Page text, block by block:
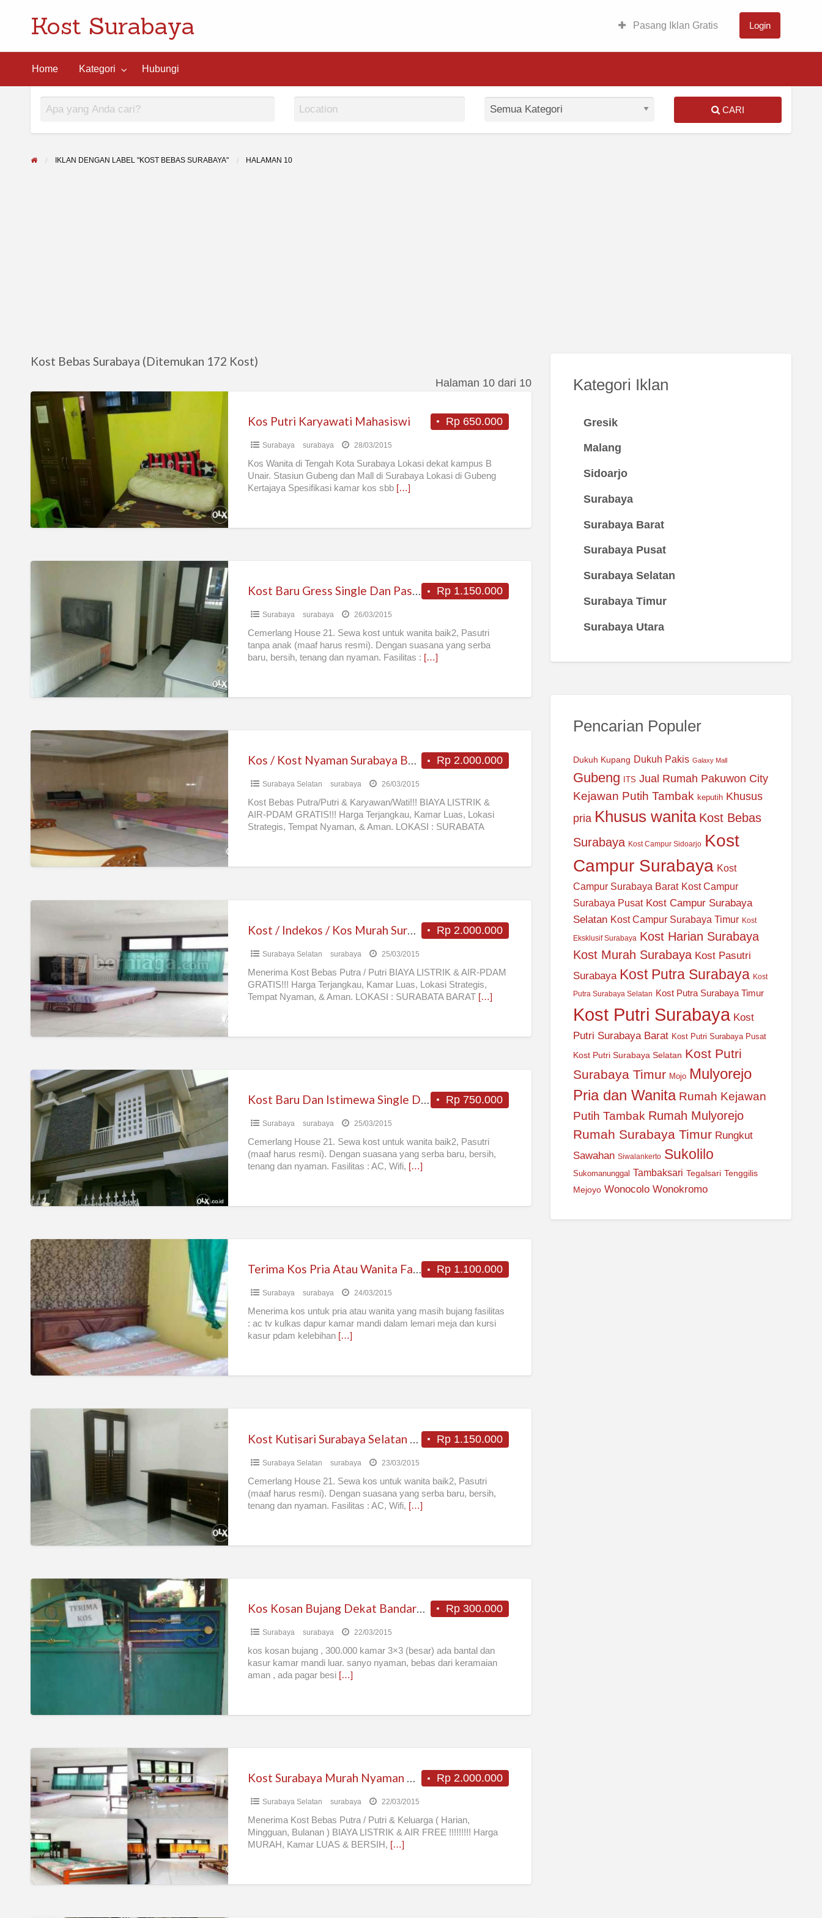
Kost Surabaya Pasang Iklan Gratis Login
Home Kategori Hubungi
CARI
IKLAN DENGAN LABEL "KOST BEBAS SURABAYA" HALAMAN 10
Kost Bebas Surabaya (Ditemukan 172 Kost)
Halaman 10 dari 10
Kos
Putri
Karyawati
Mahasiswi
Rp 650.000
Kos Putri Karyawati Mahasiswi
Surabaya surabaya 28/03/2015
Kos Wanita di Tengah Kota Surabaya Lokasi dekat kampus B
Unair. Stasiun Gubeng dan Mall di Surabaya Lokasi di Gubeng
Kertajaya Spesifikasi kamar kos sbb […]
Dan
Tanpa
Rp 1.150.000
Kost Baru Gress Single Dan Pasutri Tanpa Anak
Surabaya surabaya 26/03/2015
Cemerlang House 21. Sewa kost untuk wanita baik2, Pasutri
tanpa anak (maaf harus resmi). Dengan suasana yang serba
baru, bersih, tenang dan nyaman. Fasilitas : […]
Kos
/
Nyaman
Surabaya
Bebas
/
Wanita
Rp 2.000.000
Kos / Kost Nyaman Surabaya Bebas Pria / Wanita
Surabaya Selatan surabaya 26/03/2015
Kost Bebas Putra/Putri & Karyawan/Wati!!! BIAYA LISTRIK &
AIR-PDAM GRATIS!!! Harga Terjangkau, Kamar Luas, Lokasi
Strategis, Tempat Nyaman, & Aman. LOKASI : SURABATA
Murah
Surabaya
Bebas
Putra
Rp 2.000.000
Kost / Indekos / Kos Murah Surabaya Bebas Putra Putri
Surabaya Selatan surabaya 25/03/2015
Menerima Kost Bebas Putra / Putri BIAYA LISTRIK & AIR-PDAM
GRATIS!!! Harga Terjangkau, Kamar Luas, Lokasi Strategis,
Tempat Nyaman, & Aman. LOKASI : SURABATA BARAT […]
Kost
Baru
Dan
Istimewa
Single
Dan
Pasutri
Rp 750.000
Kost Baru Dan Istimewa Single Dan Pasutri
Surabaya surabaya 25/03/2015
Cemerlang House 21. Sewa kost untuk wanita baik2, Pasutri
(maaf harus resmi). Dengan suasana yang serba baru, bersih,
tenang dan nyaman. Fasilitas : AC, Wifi, […]
Terima
Kos
Pria
Atau
Wanita
Fasilitas
Lengkap
Rp 1.100.000
Terima Kos Pria Atau Wanita Fasilitas Lengkap
Surabaya surabaya 24/03/2015
Menerima kos untuk pria atau wanita yang masih bujang fasilitas
: ac tv kulkas dapur kamar mandi dalam lemari meja dan kursi
kasur pdam kelebihan […]
Surabaya
Selatan
Super
New
Rp 1.150.000
Surabaya Selatan surabaya 23/03/2015
Cemerlang House 21. Sewa kos untuk wanita baik2, Pasutri
(maaf harus resmi). Dengan suasana yang serba baru, bersih,
tenang dan nyaman. Fasilitas : AC, Wifi, […]
Kosan
Bujang
Dekat
Bandara
Rp 300.000
Kos Kosan Bujang Dekat Bandara Juanda
Surabaya surabaya 22/03/2015
kos kosan bujang , 300.000 kamar 3×3 (besar) ada bantal dan
kasur kamar mandi luar. sanyo nyaman, bebas dari keramaian
aman , ada pagar besi […]
Surabaya
Murah
Nyaman
Bebas
Harian
Bulanan
Rp 2.000.000
Kost Surabaya Murah Nyaman Bebas Harian Bulanan
Surabaya Selatan surabaya 22/03/2015
Menerima Kost Bebas Putra / Putri & Keluarga ( Harian,
Mingguan, Bulanan ) BIAYA LISTRIK & AIR FREE !!!!!!!!! Harga
MURAH, Kamar LUAS & BERSIH, […]
Kategori Iklan
Gresik
Malang
Sidoarjo
Surabaya
Surabaya Barat
Surabaya Pusat
Surabaya Selatan
Surabaya Timur
Surabaya Utara
Pencarian Populer
Dukuh Kupang Dukuh Pakis Galaxy Mall
Gubeng ITS Jual Rumah Pakuwon City
Kejawan Putih Tambak keputih Khusus
pria Khusus wanita Kost Bebas
Surabaya Kost Campur Sidoarjo Kost
Campur Surabaya Kost
Campur Surabaya Barat Kost Campur
Surabaya Pusat Kost Campur Surabaya
Selatan Kost Campur Surabaya Timur Kost
Eksklusif Surabaya Kost Harian Surabaya
Kost Murah Surabaya Kost Pasutri
Surabaya Kost Putra Surabaya Kost
Putra Surabaya Selatan Kost Putra Surabaya Timur
Kost Putri Surabaya Kost
Putri Surabaya Barat Kost Putri Surabaya Pusat
Kost Putri Surabaya Selatan Kost Putri
Surabaya Timur Mojo Mulyorejo
Pria dan Wanita Rumah Kejawan
Putih Tambak Rumah Mulyorejo
Rumah Surabaya Timur Rungkut
Sawahan Siwalankerto Sukolilo
Sukomanunggal Tambaksari Tegalsari Tenggilis
Mejoyo Wonocolo Wonokromo